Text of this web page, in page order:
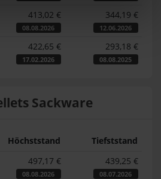
413,02 €
08.08.2026
344,19 €
12.06.2026
422,65 €
17.02.2026
293,18 €
08.08.2025
Sackware
Höchststand
Tiefststand
497,17 €
08.08.2026
439,25 €
08.07.2026